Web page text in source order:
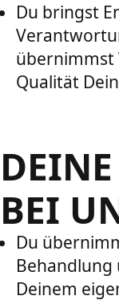
Du bringst
Qualität
BEI
Du
Deinem